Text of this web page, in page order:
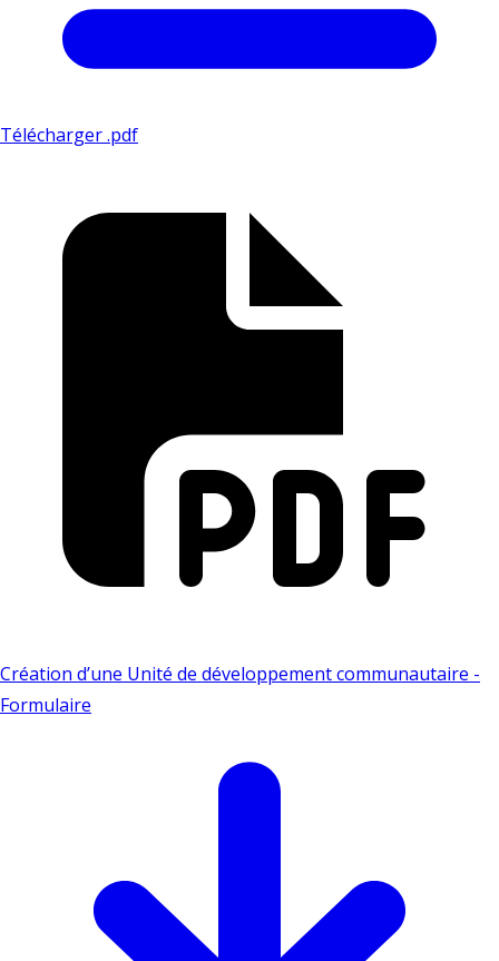
Télécharger .pdf
Création d’une Unité de développement communautaire -
Formulaire